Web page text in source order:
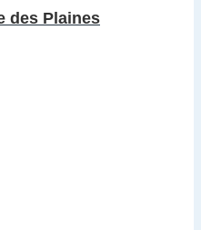
des Plaines